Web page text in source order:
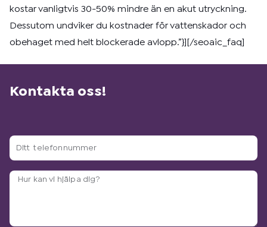
kostar vanligtvis 30-50% mindre än en akut utryckning.
Dessutom undviker du kostnader för vattenskador och
obehaget med helt blockerade avlopp.”}][/seoaic_faq]
Kontakta oss!
Ditt
Arbetsbeskrivning?